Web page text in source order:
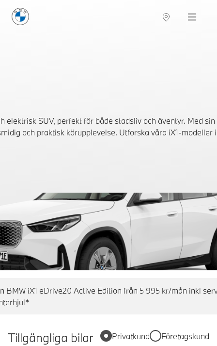
BMW Sverige Navigation
elektrisk SUV, perfekt för både stadsliv och äventyr. Med
och praktisk körupplevelse. Utforska våra iX1-modeller
BMW iX1 eDrive20 Active Edition från 5 995 kr/mån inkl
Tillgängliga bilar Privatkund Företagskund